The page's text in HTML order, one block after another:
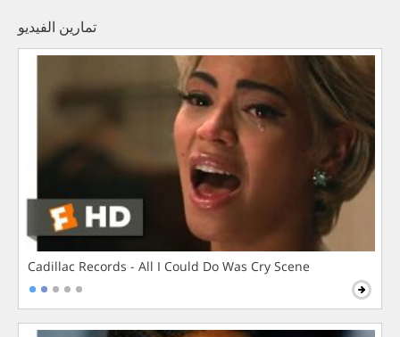
تمارين الفيديو
Cadillac Records - All I Could Do Was Cry Scene